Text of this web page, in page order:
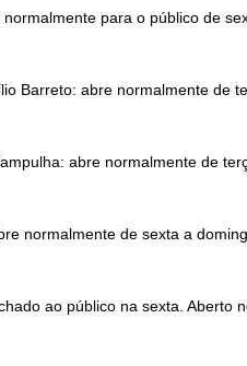
para o público de
Barreto: abre normalmente de
abre normalmente de
normalmente de sexta a
ao público na sexta. Aberto